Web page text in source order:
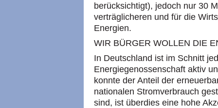
berücksichtigt), jedoch nur 30
verträglicheren und für die
Energien.
WIR BÜRGER WOLLEN DIE
In Deutschland ist im Schnitt
Energiegenossenschaft aktiv
konnte der Anteil der
nationalen Stromverbrauch
sind, ist überdies eine hohe